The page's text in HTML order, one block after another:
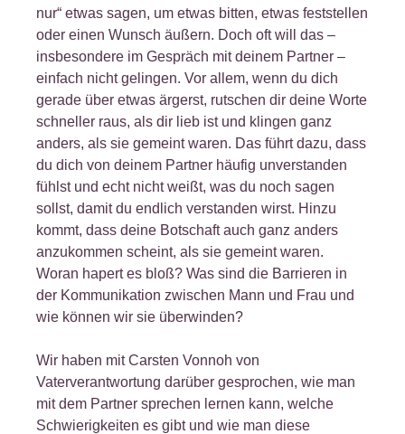
nur“ etwas sagen, um etwas bitten, etwas feststellen
oder einen Wunsch äußern. Doch oft will das –
insbesondere im Gespräch mit deinem Partner –
einfach nicht gelingen. Vor allem, wenn du dich
gerade über etwas ärgerst, rutschen dir deine Worte
schneller raus, als dir lieb ist und klingen ganz
anders, als sie gemeint waren. Das führt dazu, dass
du dich von deinem Partner häufig unverstanden
fühlst und echt nicht weißt, was du noch sagen
sollst, damit du endlich verstanden wirst. Hinzu
kommt, dass deine Botschaft auch ganz anders
anzukommen scheint, als sie gemeint waren.
Woran hapert es bloß? Was sind die Barrieren in
der Kommunikation zwischen Mann und Frau und
wie können wir sie überwinden?
Wir haben mit Carsten Vonnoh von
Vaterverantwortung darüber gesprochen, wie man
mit dem Partner sprechen lernen kann, welche
Schwierigkeiten es gibt und wie man diese